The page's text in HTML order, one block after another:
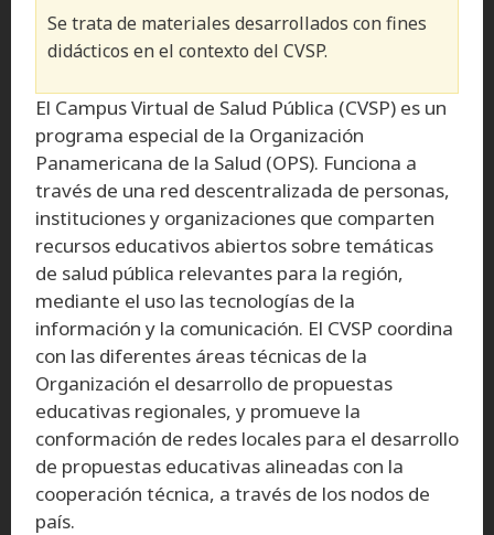
Se trata de materiales desarrollados con fines
didácticos en el contexto del CVSP.
El Campus Virtual de Salud Pública (CVSP) es un
programa especial de la Organización
Panamericana de la Salud (OPS). Funciona a
través de una red descentralizada de personas,
instituciones y organizaciones que comparten
recursos educativos abiertos sobre temáticas
de salud pública relevantes para la región,
mediante el uso las tecnologías de la
información y la comunicación. El CVSP coordina
con las diferentes áreas técnicas de la
Organización el desarrollo de propuestas
educativas regionales, y promueve la
conformación de redes locales para el desarrollo
de propuestas educativas alineadas con la
cooperación técnica, a través de los nodos de
país.